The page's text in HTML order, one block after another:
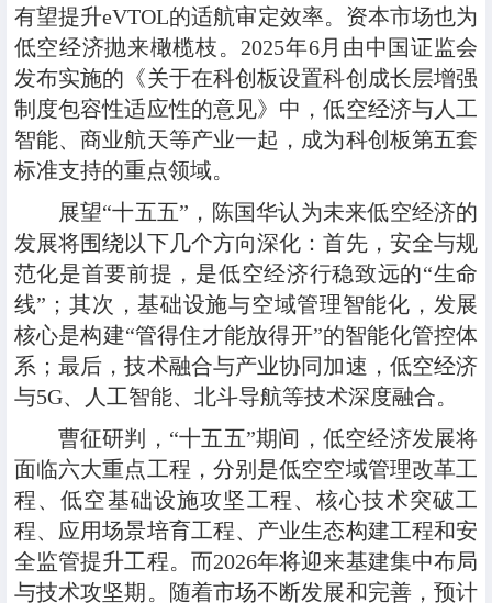
有望提升eVTOL的适航审定效率。资本市场也为
低空经济抛来橄榄枝。2025年6月由中国证监会
发布实施的《关于在科创板设置科创成长层增强
制度包容性适应性的意见》中，低空经济与人工
智能、商业航天等产业一起，成为科创板第五套
标准支持的重点领域。
展望“十五五”，陈国华认为未来低空经济的
发展将围绕以下几个方向深化：首先，安全与规
范化是首要前提，是低空经济行稳致远的“生命
线”；其次，基础设施与空域管理智能化，发展
核心是构建“管得住才能放得开”的智能化管控体
系；最后，技术融合与产业协同加速，低空经济
与5G、人工智能、北斗导航等技术深度融合。
曹征研判，“十五五”期间，低空经济发展将
面临六大重点工程，分别是低空空域管理改革工
程、低空基础设施攻坚工程、核心技术突破工
程、应用场景培育工程、产业生态构建工程和安
全监管提升工程。而2026年将迎来基建集中布局
与技术攻坚期。随着市场不断发展和完善，预计